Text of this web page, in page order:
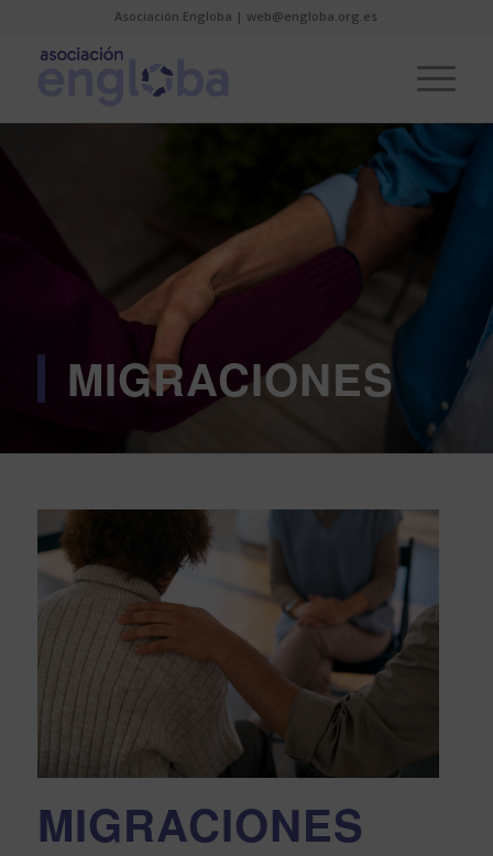
Asociación Engloba | web@engloba.org.es
MIGRACIONES
MIGRACIONES